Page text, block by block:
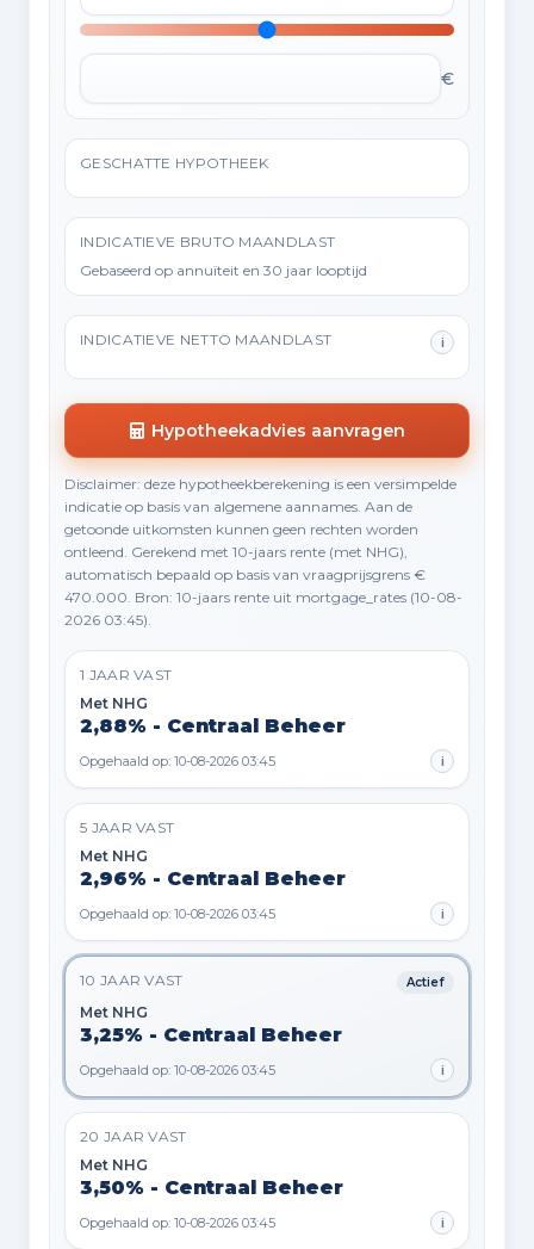
€
GESCHATTE HYPOTHEEK
INDICATIEVE BRUTO MAANDLAST
Gebaseerd op annuïteit en 30 jaar looptijd
INDICATIEVE NETTO MAANDLAST i
Hypotheekadvies aanvragen
Disclaimer: deze hypotheekberekening is een versimpelde
indicatie op basis van algemene aannames. Aan de
getoonde uitkomsten kunnen geen rechten worden
ontleend. Gerekend met 10-jaars rente (met NHG),
automatisch bepaald op basis van vraagprijsgrens €
470.000. Bron: 10-jaars rente uit mortgage_rates (10-08-
2026 03:45).
1 JAAR VAST
Met NHG
2,88% - Centraal Beheer
Opgehaald op: 10-08-2026 03:45 i
5 JAAR VAST
Met NHG
2,96% - Centraal Beheer
Opgehaald op: 10-08-2026 03:45 i
10 JAAR VAST Actief
Met NHG
3,25% - Centraal Beheer
Opgehaald op: 10-08-2026 03:45 i
20 JAAR VAST
Met NHG
3,50% - Centraal Beheer
Opgehaald op: 10-08-2026 03:45 i